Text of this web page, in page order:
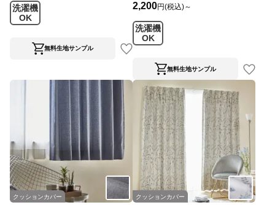
洗濯機
OK
無料生地サンプル
2,200円(税込)～
洗濯機
OK
無料生地サンプル
クッションカバー クッションカバー